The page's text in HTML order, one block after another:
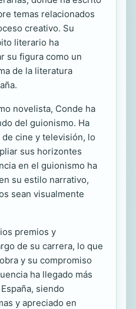
temas relacionados
creativo. Su
literario ha
su figura como un
de la literatura
novelista, Conde ha
del guionismo. Ha
cine y televisión, lo
sus horizontes
en el guionismo ha
su estilo narrativo,
sean visualmente
premios y
de su carrera, lo que
y su compromiso
ha llegado más
siendo
y apreciado en